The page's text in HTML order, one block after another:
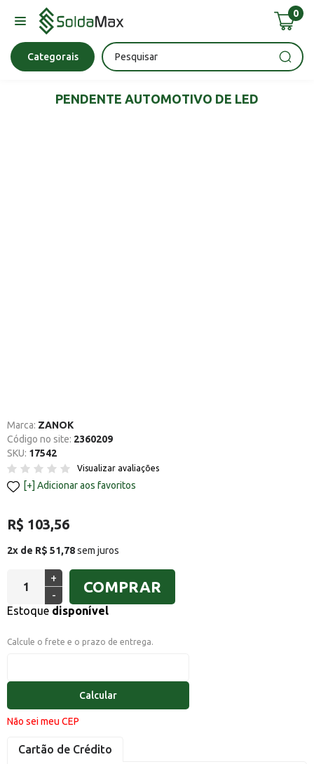
0
Categorais
Bateria Chave Impacto Esmerilhadeira
PENDENTE AUTOMOTIVO DE LED
Marca: ZANOK
Código no site: 2360209
SKU: 17542
Visualizar avaliações
Adicionar aos favoritos
R$ 103,56
2x de R$ 51,78sem juros
+
-
COMPRAR
Estoque disponível
Calcule o frete e o prazo de entrega.
Calcular
Não sei meu CEP
Cartão de Crédito